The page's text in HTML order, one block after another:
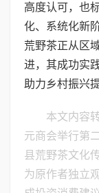
高度认可，也
化、系统化新
荒野茶正从区
进，其成功实
助力乡村振兴
本文内容
元商会举行第
县荒野茶文化
为原作者独立